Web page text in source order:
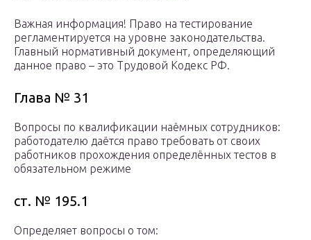
Важная информация! Право на тестирование
регламентируется на уровне законодательства.
Главный нормативный документ, определяющий
данное право – это Трудовой Кодекс РФ.
Глава № 31
Вопросы по квалификации наёмных сотрудников:
работодателю даётся право требовать от своих
работников прохождения определённых тестов в
обязательном режиме
ст. № 195.1
Определяет вопросы о том: